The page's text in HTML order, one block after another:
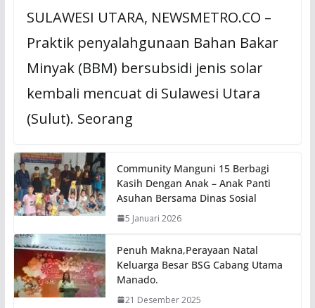
SULAWESI UTARA, NEWSMETRO.CO –
Praktik penyalahgunaan Bahan Bakar
Minyak (BBM) bersubsidi jenis solar
kembali mencuat di Sulawesi Utara
(Sulut). Seorang
Community Manguni 15 Berbagi
Kasih Dengan Anak – Anak Panti
Asuhan Bersama Dinas Sosial
5 Januari 2026
Penuh Makna,Perayaan Natal
Keluarga Besar BSG Cabang Utama
Manado.
21 Desember 2025